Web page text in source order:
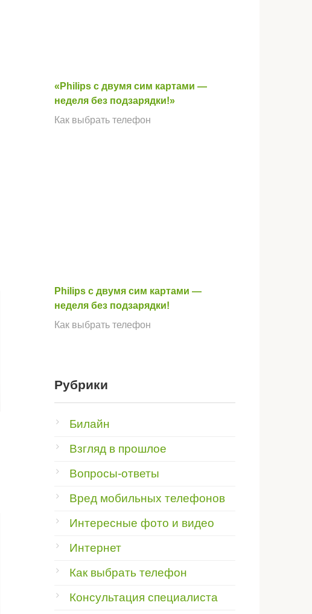
«Philips с двумя сим картами —
неделя без подзарядки!»
Как выбрать телефон
Philips с двумя сим картами —
неделя без подзарядки!
Как выбрать телефон
Рубрики
Билайн
Взгляд в прошлое
Вопросы-ответы
Вред мобильных телефонов
Интересные фото и видео
Интернет
Как выбрать телефон
Консультация специалиста